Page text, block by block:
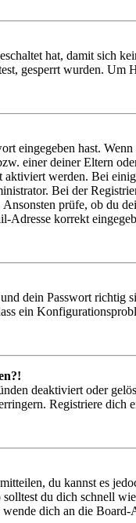
hat, damit sich
gesperrt wurden.
eingegeben hast.
einer deiner Eltern
werden. Bei
Bei der
prüfe, ob du
korrekt
dein Passwort
ein
deaktiviert oder
Registriere
du kannst es
du dich schnell
wende dich an die